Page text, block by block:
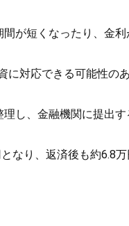
が短くなったり、金利
に対応できる可能性の
し、金融機関に提出す
なり、返済後も約6.8